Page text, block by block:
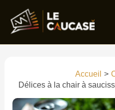
contenu
Accueil
Délices à la chair à
ici…
mail*